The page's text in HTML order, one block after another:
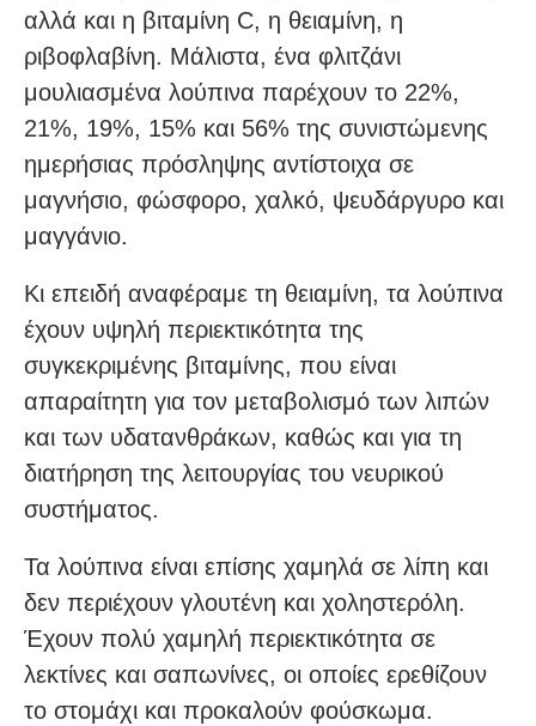
αλλά και η βιταμίνη C, η θειαμίνη, η
ριβοφλαβίνη. Μάλιστα, ένα φλιτζάνι
μουλιασμένα λούπινα παρέχουν το 22%,
21%, 19%, 15% και 56% της συνιστώμενης
ημερήσιας πρόσληψης αντίστοιχα σε
μαγνήσιο, φώσφορο, χαλκό, ψευδάργυρο και
μαγγάνιο.
Κι επειδή αναφέραμε τη θειαμίνη, τα λούπινα
έχουν υψηλή περιεκτικότητα της
συγκεκριμένης βιταμίνης, που είναι
απαραίτητη για τον μεταβολισμό των λιπών
και των υδατανθράκων, καθώς και για τη
διατήρηση της λειτουργίας του νευρικού
συστήματος.
Τα λούπινα είναι επίσης χαμηλά σε λίπη και
δεν περιέχουν γλουτένη και χοληστερόλη.
Έχουν πολύ χαμηλή περιεκτικότητα σε
λεκτίνες και σαπωνίνες, οι οποίες ερεθίζουν
το στομάχι και προκαλούν φούσκωμα.